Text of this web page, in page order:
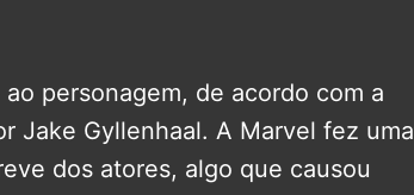
personagem, de acordo com a
Jake Gyllenhaal. A Marvel fez uma
dos atores, algo que causou